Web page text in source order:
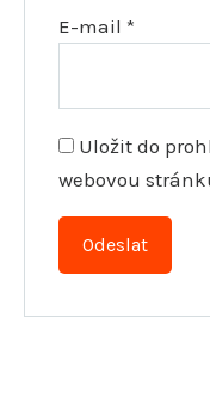
E-mail*
Uložit do
webovou